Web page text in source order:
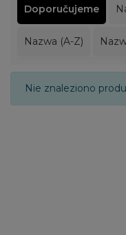
Doporučujeme
Nazwa (A-Z)
Nie znaleziono